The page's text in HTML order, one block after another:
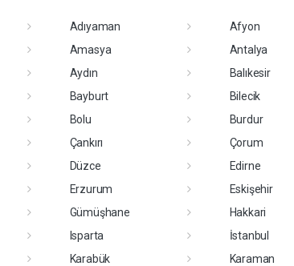
Adıyaman Afyon
Amasya Antalya
Aydın Balıkesir
Bayburt Bilecik
Bolu Burdur
Çankırı Çorum
Düzce Edirne
Erzurum Eskişehir
Gümüşhane Hakkari
Isparta İstanbul
Karabük Karaman